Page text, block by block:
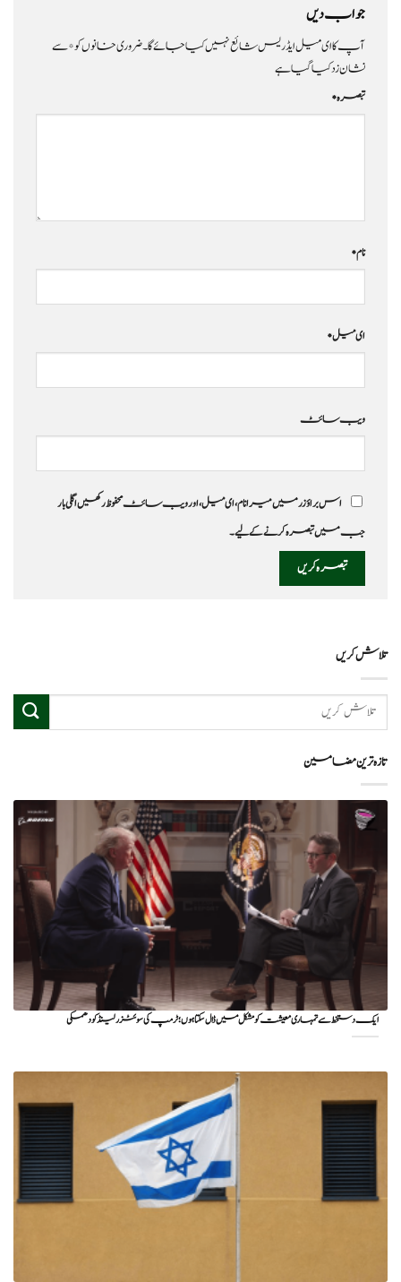
جواب دیں
آپ کا ای میل ایڈریس شائع نہیں کیا جائے گا۔ضروری خانوں کو*سے
نشان زد کیا گیا ہے
تبصرہ*
نام*
ای میل*
ویب‌ سائٹ
اس براؤزر میں میرا نام، ای میل، اور ویب سائٹ محفوظ رکھیں اگلی بار
جب میں تبصرہ کرنے کےلیے۔
تلاش کریں
تازہ ترین مضامین
ایک دستخط سے تمہاری معیشت کو مشکل میں ڈال سکتا ہوں؛ ٹرمپ کی سوئٹزرلینڈ کو دھمکی